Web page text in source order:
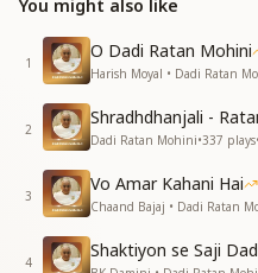
नाम तुम्हारा रतन मोहिनी शिव
बन के फरिश्ता उड़ चली तुम
बन के फरिश्ता उड़ चली तुम देख
रत्नागर शिवबाबा का तुम रतन थी
रत्नागर शिवबाबा का तुम रतन हो
स्नेहमई और वात्सल्य की दिव्य
ब्राह्मण कुल की शान थी दादी सच
स्नेहमई और वात्सल्य की दिव्य
ब्राह्मण कुल की शान थी दादी सच
याद रहेगा सबको आपका
You might also like
1
O Dadi Ratan Mohini
Harish Moyal • Dadi Ratan
2
Shradhdhanjali -
Dadi Ratan Mohini•337 plays•
3
Vo Amar Kahani Hai
Chaand Bajaj • Dadi Ratan
4
Shaktiyon se Saji